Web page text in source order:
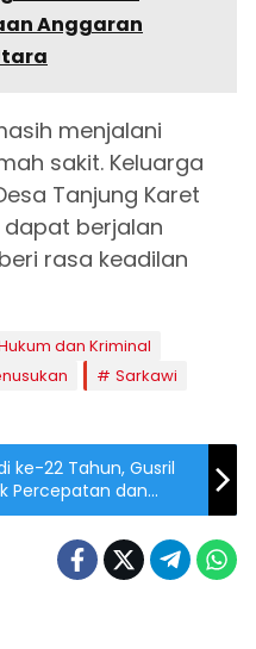
Anggaran
menjalani
sakit. Keluarga
Tanjung Karet
berjalan
rasa keadilan
dan Kriminal
Sarkawi
ke-22 Tahun, Gusril
Percepatan dan